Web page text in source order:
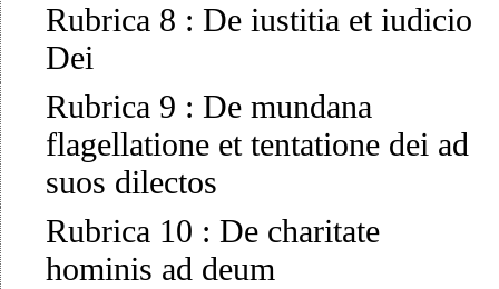
Rubrica 8 : De iustitia et iudicio
Dei
Rubrica 9 : De mundana
flagellatione et tentatione dei ad
suos dilectos
Rubrica 10 : De charitate
hominis ad deum